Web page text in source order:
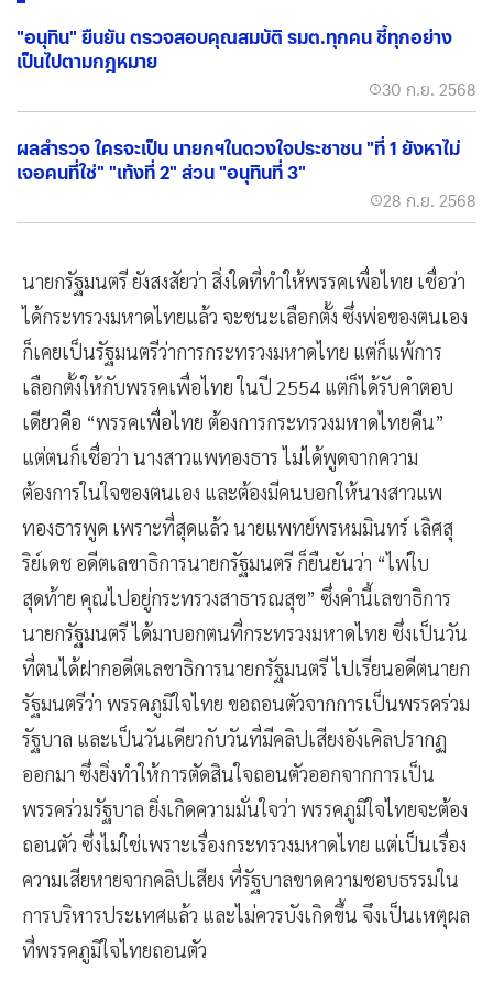
"อนุทิน" ยืนยัน ตรวจสอบคุณสมบัติ รมต.ทุกคน ชี้ทุกอย่าง
เป็นไปตามกฎหมาย
30 ก.ย. 2568
ผลสำรวจ ใครจะเป็น นายกฯในดวงใจประชาชน "ที่ 1 ยังหาไม่
เจอคนที่ใช่" "เท้งที่ 2" ส่วน "อนุทินที่ 3"
28 ก.ย. 2568
นายกรัฐมนตรี ยังสงสัยว่า สิ่งใดที่ทำให้พรรคเพื่อไทย เชื่อว่า
ได้กระทรวงมหาดไทยแล้ว จะชนะเลือกตั้ง ซึ่งพ่อของตนเอง
ก็เคยเป็นรัฐมนตรีว่าการกระทรวงมหาดไทย แต่ก็แพ้การ
เลือกตั้งให้กับพรรคเพื่อไทย ในปี 2554 แต่ก็ได้รับคำตอบ
เดียวคือ “พรรคเพื่อไทย ต้องการกระทรวงมหาดไทยคืน”
แต่ตนก็เชื่อว่า นางสาวแพทองธาร ไม่ได้พูดจากความ
ต้องการในใจของตนเอง และต้องมีคนบอกให้นางสาวแพ
ทองธารพูด เพราะที่สุดแล้ว นายแพทย์พรหมมินทร์ เลิศสุ
ริย์เดช อดีตเลขาธิการนายกรัฐมนตรี ก็ยืนยันว่า “ไพ่ใบ
สุดท้าย คุณไปอยู่กระทรวงสาธารณสุข” ซึ่งคำนี้เลขาธิการ
นายกรัฐมนตรี ได้มาบอกตนที่กระทรวงมหาดไทย ซึ่งเป็นวัน
ที่ตนได้ฝากอดีตเลขาธิการนายกรัฐมนตรี ไปเรียนอดีตนายก
รัฐมนตรีว่า พรรคภูมิใจไทย ขอถอนตัวจากการเป็นพรรคร่วม
รัฐบาล และเป็นวันเดียวกับวันที่มีคลิปเสียงอังเคิลปรากฏ
ออกมา ซึ่งยิ่งทำให้การตัดสินใจถอนตัวออกจากการเป็น
พรรคร่วมรัฐบาล ยิ่งเกิดความมั่นใจว่า พรรคภูมิใจไทยจะต้อง
ถอนตัว ซึ่งไม่ใช่เพราะเรื่องกระทรวงมหาดไทย แต่เป็นเรื่อง
ความเสียหายจากคลิปเสียง ที่รัฐบาลขาดความชอบธรรมใน
การบริหารประเทศแล้ว และไม่ควรบังเกิดขึ้น จึงเป็นเหตุผล
ที่พรรคภูมิใจไทยถอนตัว